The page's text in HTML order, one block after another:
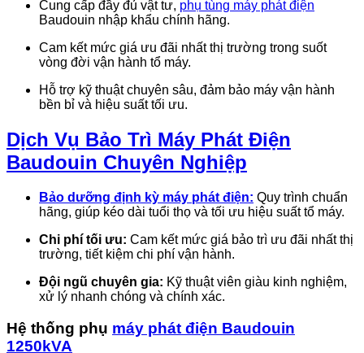
Cung cấp đầy đủ vật tư, phụ tùng máy phát điện
Baudouin nhập khẩu chính hãng.
Cam kết mức giá ưu đãi nhất thị trường trong suốt
vòng đời vận hành tổ máy.
Hỗ trợ kỹ thuật chuyên sâu, đảm bảo máy vận hành
bền bỉ và hiệu suất tối ưu.
Dịch Vụ Bảo Trì Máy Phát Điện
Baudouin Chuyên Nghiệp
Bảo dưỡng định kỳ máy phát điện: Quy trình chuẩn
hãng, giúp kéo dài tuổi thọ và tối ưu hiệu suất tổ máy.
Chi phí tối ưu: Cam kết mức giá bảo trì ưu đãi nhất thị
trường, tiết kiệm chi phí vận hành.
Đội ngũ chuyên gia: Kỹ thuật viên giàu kinh nghiệm,
xử lý nhanh chóng và chính xác.
Hệ thống phụ máy phát điện Baudouin
1250kVA